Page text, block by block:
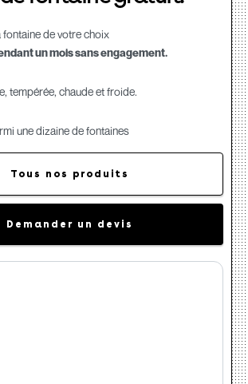
fontaine de votre choix
un mois sans engagement.
tempérée, chaude et froide.
une dizaine de fontaines
Tous nos produits
Demander un devis